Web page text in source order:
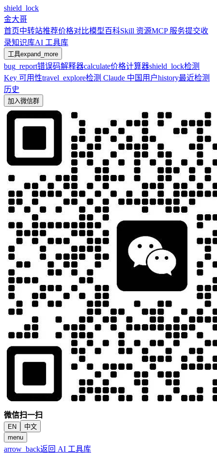
shield_lock
金大哥
首页中转站推荐价格对比模型百科Skill 资源MCP 服务提交收
录知识库AI 工具库
工具expand_more
bug_report错误码解释器calculate价格计算器shield_lock检测
Key 可用性travel_explore检测 Claude 中国用户history最近检测
历史
加入微信群
微信扫一扫
EN
中文
menu
arrow_back返回 AI 工具库